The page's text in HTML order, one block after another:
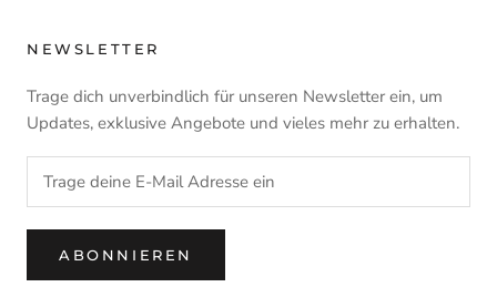
NEWSLETTER
Trage dich unverbindlich für unseren Newsletter ein, um
Updates, exklusive Angebote und vieles mehr zu erhalten.
ABONNIEREN